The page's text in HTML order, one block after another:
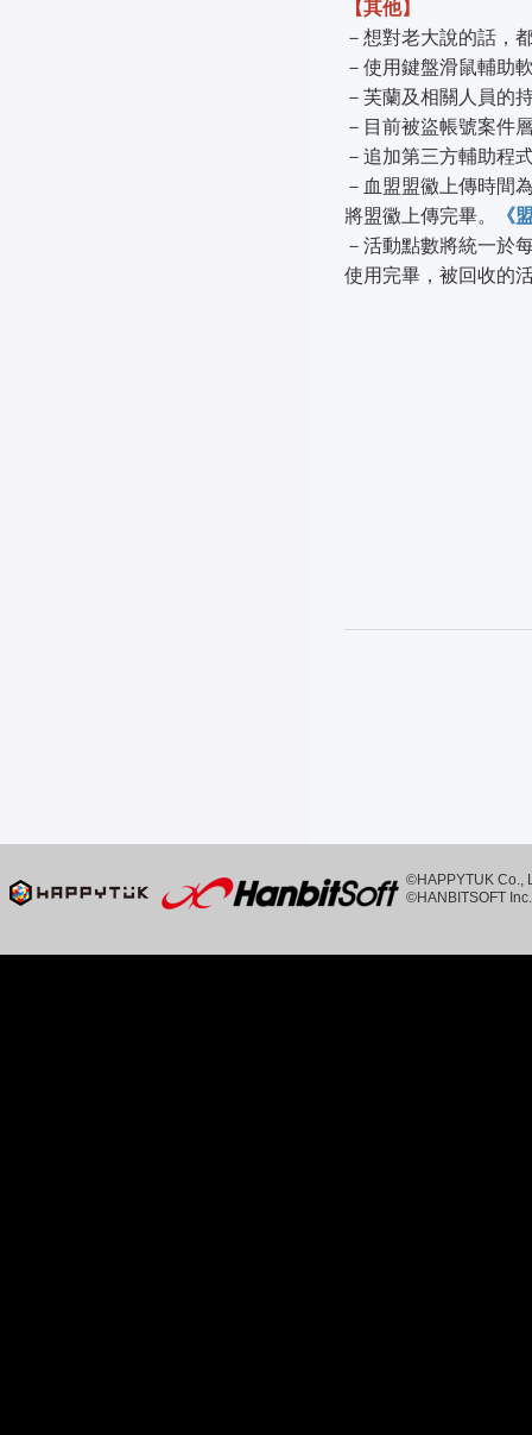
【其他】
－想對老大說的話，
－使用鍵盤滑鼠輔助
－芙蘭及相關人員的
－目前被盜帳號案件
－追加第三方輔助程
－血盟盟鰴上傳時間
將盟鰴上傳完畢。
《
－活動點數將統一於
使用完畢，被回收的
©HAPPYTUK Co.,
©HANBITSOFT